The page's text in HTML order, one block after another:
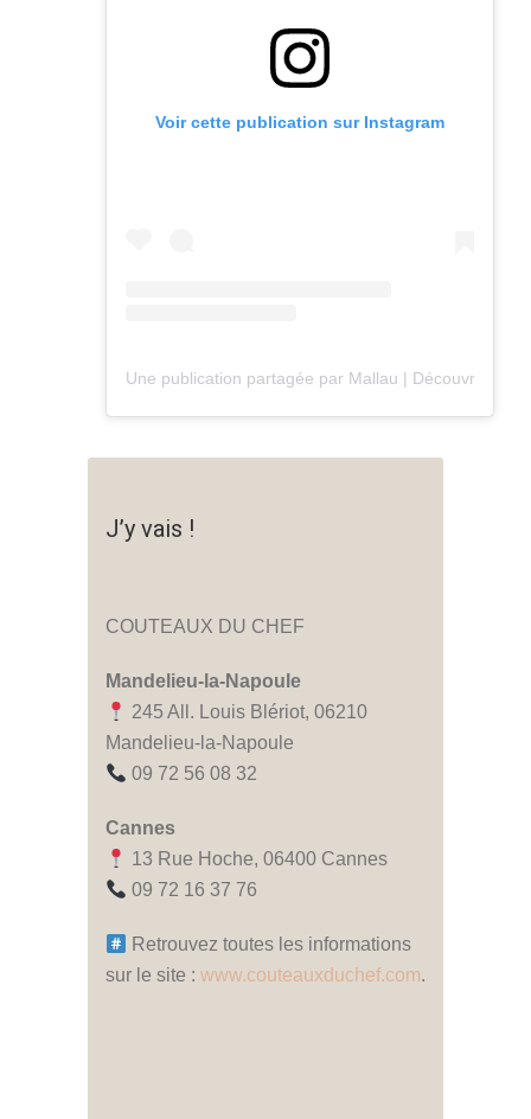
Voir cette publication sur Instagram
Une publication partagée par Mallau | Découvrir la
J’y vais !
COUTEAUX DU CHEF
Mandelieu-la-Napoule
245 All. Louis Blériot, 06210
Mandelieu-la-Napoule
09 72 56 08 32
Cannes
13 Rue Hoche, 06400 Cannes
09 72 16 37 76
Retrouvez toutes les informations
sur le site : www.couteauxduchef.com.